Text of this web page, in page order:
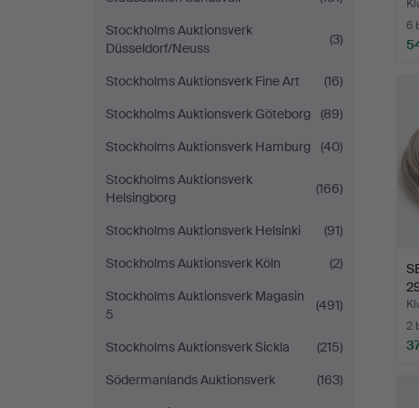
Stockholms Auktionsverk
Düsseldorf/Neuss
(3)
Stockholms Auktionsverk Fine Art
(16)
Stockholms Auktionsverk Göteborg
(89)
Stockholms Auktionsverk Hamburg
(40)
Stockholms Auktionsverk
Helsingborg
(166)
Stockholms Auktionsverk Helsinki
(91)
Stockholms Auktionsverk Köln
(2)
Stockholms Auktionsverk Magasin
5
(491)
Stockholms Auktionsverk Sickla
(215)
Södermanlands Auktionsverk
(163)
6
2